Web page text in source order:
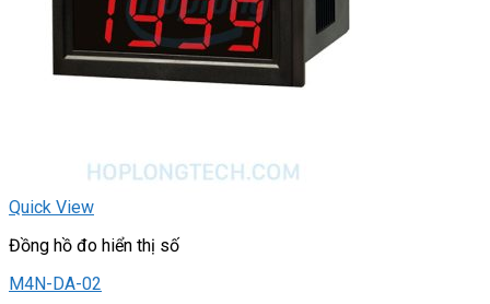
Quick View
Đồng hồ đo hiển thị số
M4N-DA-02